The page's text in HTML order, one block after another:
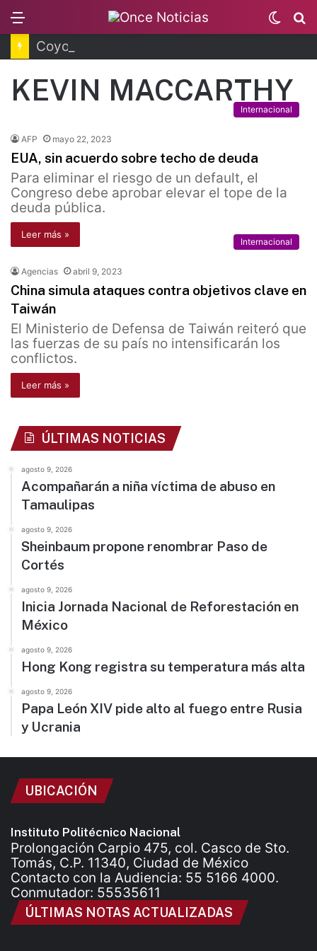
Switch
skin
KEVIN MACCARTHY
Internacional
AFP mayo 22, 2023
EUA, sin acuerdo sobre techo de deuda
Para eliminar el riesgo de un default, el
Congreso debe aprobar elevar el tope de la
deuda pública.
Leer más »
Internacional
Agencias abril 9, 2023
China simula ataques contra objetivos clave en
Taiwán
El Ministerio de Defensa de Taiwán reiteró que
las fuerzas de su país no intensificarán los
conflictos.
Leer más »
ÚLTIMAS NOTICIAS
agosto 9, 2026
Acompañarán a niña víctima de abuso en
Tamaulipas
agosto 9, 2026
Sheinbaum propone renombrar Paso de
Cortés
agosto 9, 2026
Inicia Jornada Nacional de Reforestación en
México
agosto 9, 2026
Hong Kong registra su temperatura más alta
agosto 9, 2026
Papa León XIV pide alto al fuego entre Rusia
y Ucrania
UBICACIÓN
Instituto Politécnico Nacional
Prolongación Carpio 475, col. Casco de Sto.
Tomás, C.P. 11340, Ciudad de México
Contacto con la Audiencia: 55 5166 4000.
Conmutador: 55535611
ÚLTIMAS NOTAS ACTUALIZADAS